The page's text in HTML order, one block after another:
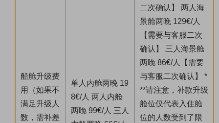
船舱升级费
用（如果不
满足升级人
数，需补差
单人内舱两晚 19
8€/人 两人内舱
两晚 99€/人 三人
二次确认】 两人海
景舱两晚 129€/人
【需要与客服二次
确认】 三人海景舱
两晚 86€/人【需要
与客服二次确认】 *
**请注意，补款升级
舱位仅代表入住舱
位的人数受到了限